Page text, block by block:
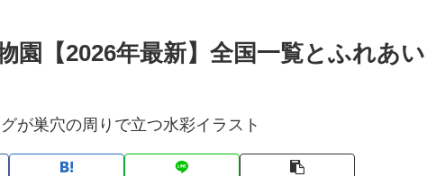
園【2026年最新】全国一覧とふれあい